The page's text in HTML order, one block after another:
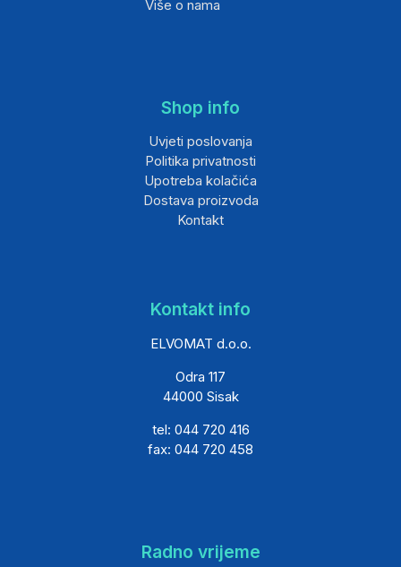
Više o nama
Shop info
Uvjeti poslovanja
Politika privatnosti
Upotreba kolačića
Dostava proizvoda
Kontakt
Kontakt info
ELVOMAT d.o.o.
Odra 117
44000 Sisak
tel: 044 720 416
fax: 044 720 458
Radno vrijeme